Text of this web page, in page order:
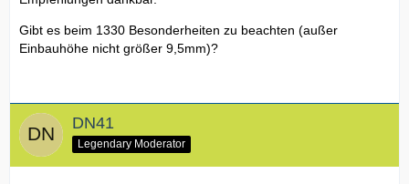
Gibt es beim 1330 Besonderheiten zu beachten (außer
Einbauhöhe nicht größer 9,5mm)?
DN41
Legendary Moderator